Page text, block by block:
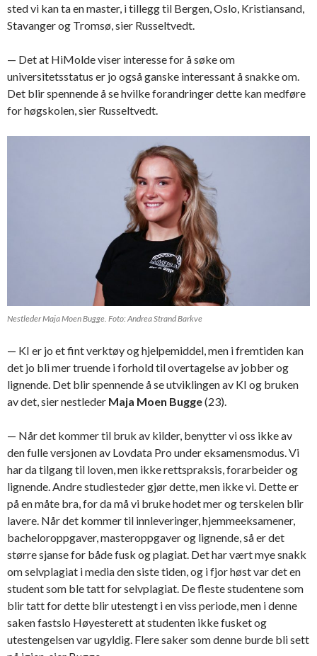
sted vi kan ta en master, i tillegg til Bergen, Oslo, Kristiansand,
Stavanger og Tromsø, sier Russeltvedt.
— Det at HiMolde viser interesse for å søke om
universitetsstatus er jo også ganske interessant å snakke om.
Det blir spennende å se hvilke forandringer dette kan medføre
for høgskolen, sier Russeltvedt.
Nestleder Maja Moen Bugge. Foto: Andrea Strand Barkve
— KI er jo et fint verktøy og hjelpemiddel, men i fremtiden kan
det jo bli mer truende i forhold til overtagelse av jobber og
lignende. Det blir spennende å se utviklingen av KI og bruken
av det, sier nestleder Maja Moen Bugge(23).
— Når det kommer til bruk av kilder, benytter vi oss ikke av
den fulle versjonen av Lovdata Pro under eksamensmodus. Vi
har da tilgang til loven, men ikke rettspraksis, forarbeider og
lignende. Andre studiesteder gjør dette, men ikke vi. Dette er
på en måte bra, for da må vi bruke hodet mer og terskelen blir
lavere. Når det kommer til innleveringer, hjemmeeksamener,
bacheloroppgaver, masteroppgaver og lignende, så er det
større sjanse for både fusk og plagiat. Det har vært mye snakk
om selvplagiat i media den siste tiden, og i fjor høst var det en
student som ble tatt for selvplagiat. De fleste studentene som
blir tatt for dette blir utestengt i en viss periode, men i denne
saken fastslo Høyesterett atstudenten ikke fusket og
utestengelsen var ugyldig. Flere saker som denne burde bli sett